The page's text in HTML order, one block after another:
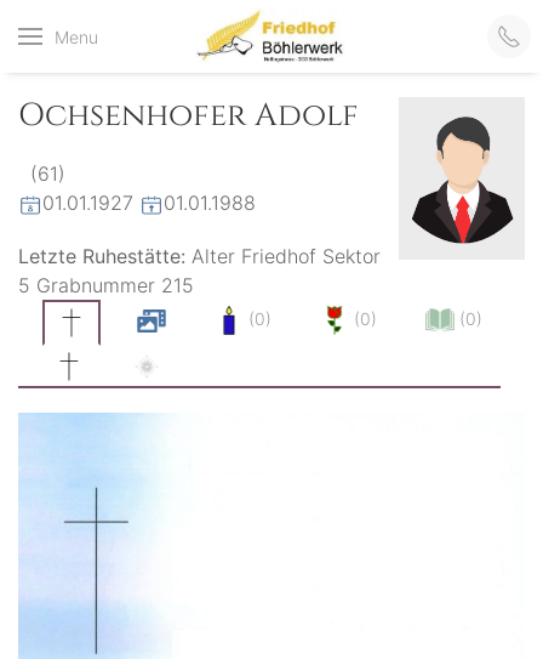
Menu
Friedhof
der virtuelle Friedhof
Ochsenhofer Adolf
(61)
01.01.1927
01.01.1988
Letzte Ruhestätte: Alter Friedhof Sektor
5 Grabnummer 215
(0) (0) (0)